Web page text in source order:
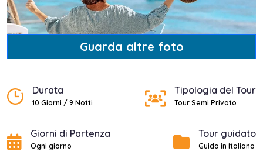
Guarda altre foto
Durata
10 Giorni / 9 Notti
Tipologia del Tour
Tour Semi Privato
Giorni di Partenza
Ogni giorno
Tour guidato
Guida in Italiano